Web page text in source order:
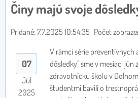
Činy majú svoje
Pridané: 7.7.2025 10:54:35 Počet
07
Júl
2025
V rámci série preventívnych
dôsledky" sme v mesiaci jún
zdravotnícku školu v
študentmi bavili o